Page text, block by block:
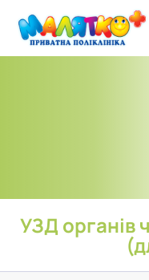
УЗД органів